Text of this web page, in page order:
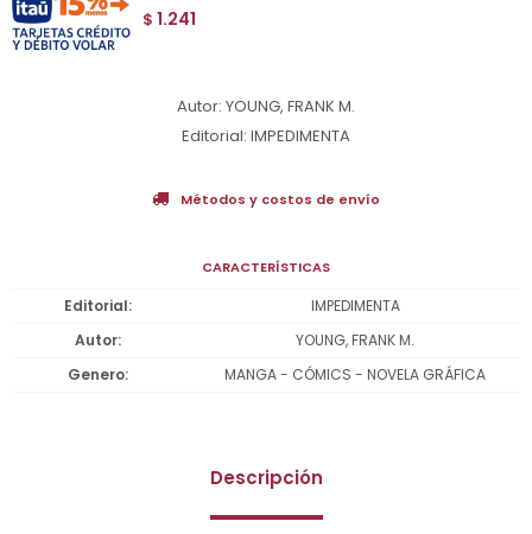
$ 1.241
Autor: YOUNG, FRANK M.
Editorial: IMPEDIMENTA
Métodos y costos de envío
CARACTERÍSTICAS
Editorial
IMPEDIMENTA
Autor
YOUNG, FRANK M.
Genero
MANGA - CÓMICS - NOVELA GRÁFICA
Descripción